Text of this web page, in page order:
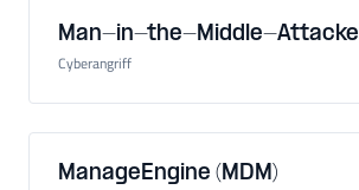
Man-in-the-Middle-Attacke
Cyberangriff
ManageEngine (MDM)